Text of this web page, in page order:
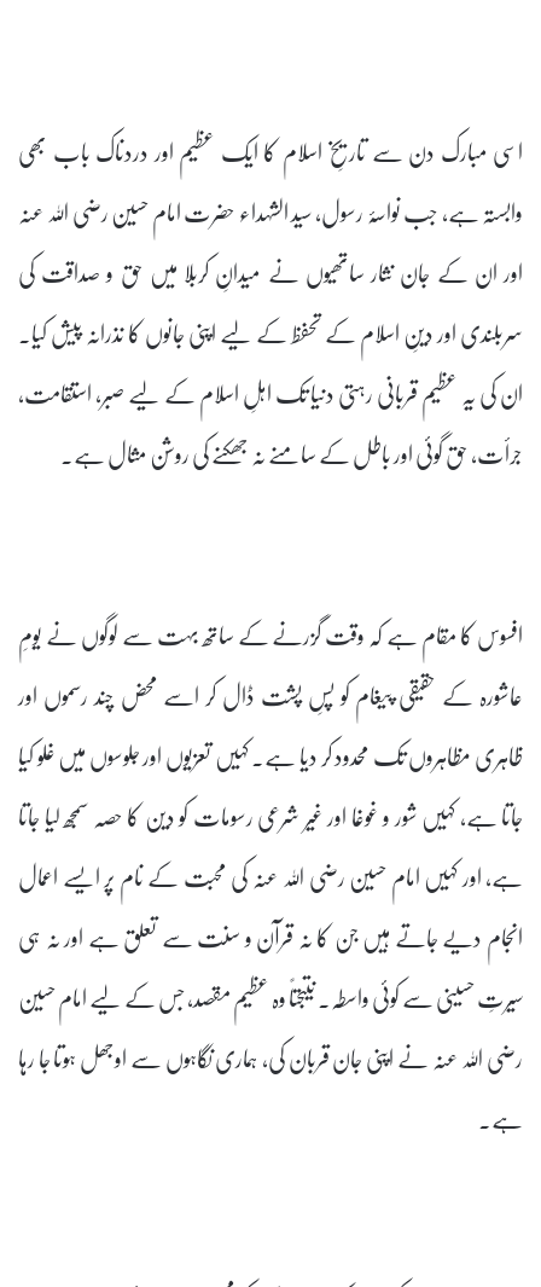
اسی مبارک دن سے تاریخِ اسلام کا ایک عظیم اور دردناک باب بھی
وابستہ ہے، جب نواسۂ رسول، سید الشہداء حضرت امام حسین رضی اللہ عنہ
اور ان کے جان نثار ساتھیوں نے میدانِ کربلا میں حق و صداقت کی
سربلندی اور دینِ اسلام کے تحفظ کے لیے اپنی جانوں کا نذرانہ پیش کیا۔
ان کی یہ عظیم قربانی رہتی دنیا تک اہلِ اسلام کے لیے صبر، استقامت،
جرأت، حق گوئی اور باطل کے سامنے نہ جھکنے کی روشن مثال ہے۔
افسوس کا مقام ہے کہ وقت گزرنے کے ساتھ بہت سے لوگوں نے یومِ
عاشورہ کے حقیقی پیغام کو پسِ پشت ڈال کر اسے محض چند رسموں اور
ظاہری مظاہروں تک محدود کر دیا ہے۔ کہیں تعزیوں اور جلوسوں میں غلو کیا
جاتا ہے، کہیں شور و غوغا اور غیر شرعی رسومات کو دین کا حصہ سمجھ لیا جاتا
ہے، اور کہیں امام حسین رضی اللہ عنہ کی محبت کے نام پر ایسے اعمال
انجام دیے جاتے ہیں جن کا نہ قرآن و سنت سے تعلق ہے اور نہ ہی
سیرتِ حسینی سے کوئی واسطہ۔ نتیجتاً وہ عظیم مقصد، جس کے لیے امام حسین
رضی اللہ عنہ نے اپنی جان قربان کی، ہماری نگاہوں سے اوجھل ہوتا جا رہا
ہے۔